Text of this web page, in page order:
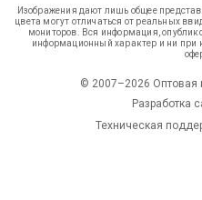
Изображения дают лишь общее
цвета могут отличаться от реальных
мониторов. Вся информация,
информационный характер и ни при
© 2007–2026 Оптовая
Разработка
Техническая